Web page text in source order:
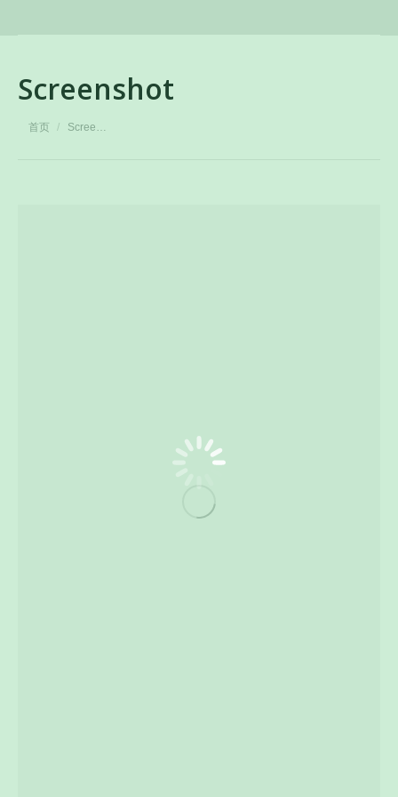
Screenshot
您在这里：
首页 Scree…